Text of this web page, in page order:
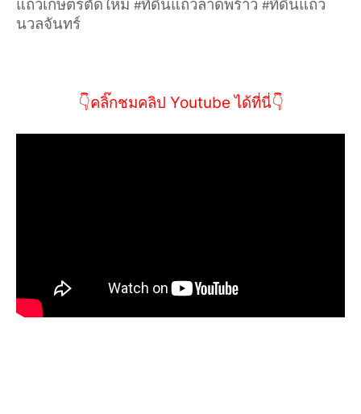
แถวเกษตรตัดใหม่ #ที่ดินแถวลาดพร้าว #ที่ดินแถว
นวลจันทร์
👇คลิ๊กชมคลิป Youtube ได้ที่นี่👇